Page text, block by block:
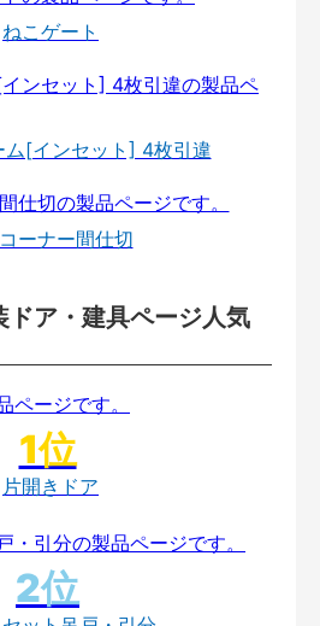
ねこゲート
ム[インセット] 4枚引違
ーナー間仕切
ドア・建具ページ人気
片開きドア